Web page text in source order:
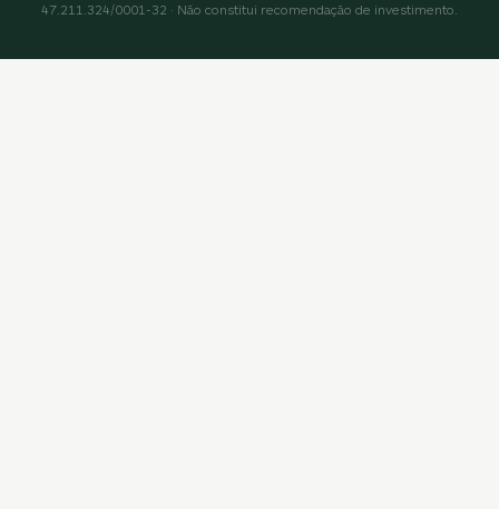
47.211.324/0001-32 · Não constitui recomendação de investimento.